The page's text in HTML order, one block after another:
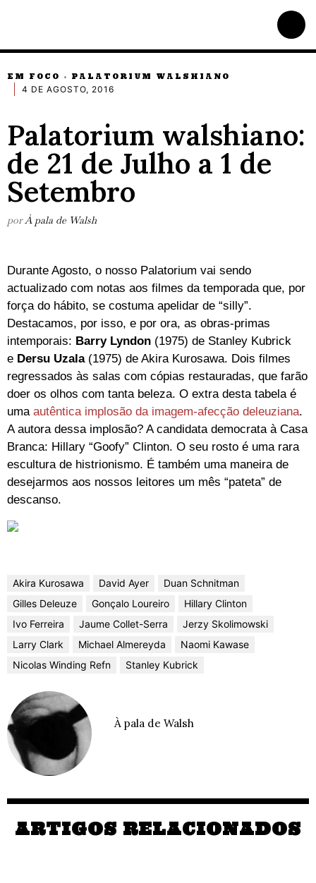
EM FOCO · PALATORIUM WALSHIANO
4 DE AGOSTO, 2016
Palatorium walshiano:
de 21 de Julho a 1 de
Setembro
porÀ pala de Walsh
Durante Agosto, o nosso Palatorium vai sendo
actualizado com notas aos filmes da temporada que, por
força do hábito, se costuma apelidar de “silly”.
Destacamos, por isso, e por ora, as obras-primas
intemporais: Barry Lyndon (1975) de Stanley Kubrick
e Dersu Uzala (1975) de Akira Kurosawa. Dois filmes
regressados às salas com cópias restauradas, que farão
doer os olhos com tanta beleza. O extra desta tabela é
uma autêntica implosão da imagem-afecção deleuziana.
A autora dessa implosão? A candidata democrata à Casa
Branca: Hillary “Goofy” Clinton. O seu rosto é uma rara
escultura de histrionismo. É também uma maneira de
desejarmos aos nossos leitores um mês “pateta” de
descanso.
Akira Kurosawa David Ayer
Duan Schnitman
Gilles Deleuze
Gonçalo Loureiro
Hillary Clinton
Ivo Ferreira
Jaume Collet-Serra
Jerzy Skolimowski
Larry Clark
Michael Almereyda
Naomi Kawase
Nicolas Winding Refn
Stanley Kubrick
À pala de Walsh
ARTIGOS RELACIONADOS